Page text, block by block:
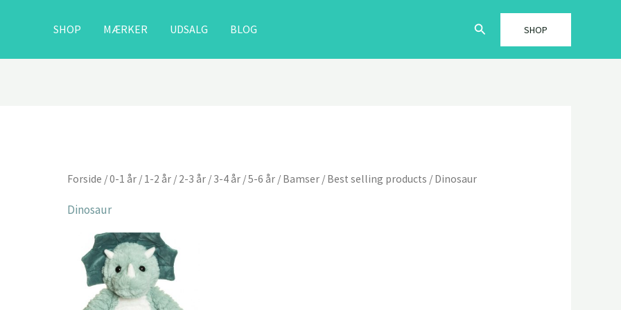
SHOP MÆRKER UDSALG BLOG Søg SHOP
Forside /0-1 år / 1-2 år / 2-3 år / 3-4 år /5-6 år / Bamser / Best selling products / Dinosaur
Dinosaur